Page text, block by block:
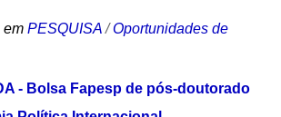
em PESQUISA /Oportunidades de
- Bolsa Fapesp de pós-doutorado